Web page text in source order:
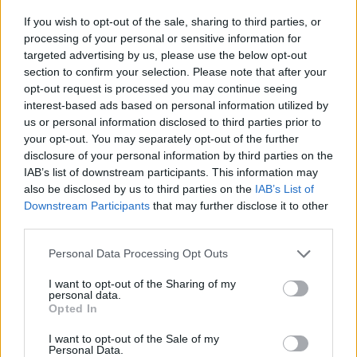
If you wish to opt-out of the sale, sharing to third parties, or
processing of your personal or sensitive information for
targeted advertising by us, please use the below opt-out
section to confirm your selection. Please note that after your
opt-out request is processed you may continue seeing
interest-based ads based on personal information utilized by
us or personal information disclosed to third parties prior to
your opt-out. You may separately opt-out of the further
disclosure of your personal information by third parties on the
IAB’s list of downstream participants. This information may
also be disclosed by us to third parties on the IAB’s List of
Downstream Participants that may further disclose it to other
Please note that this website/app uses one or more Google
not limited to your visit or usage behaviour. You may click to
grant or deny consent to Google and its third-party tags to
use your data for below specified purposes in below Google
consent section.
Personal Data Processing Opt Outs
I want to opt-out of the Sharing of my
personal data.
Opted In
I want to opt-out of the Sale of my
Personal Data.
350 USD iki 500 USD.